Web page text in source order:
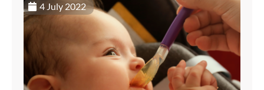
4 July 2022